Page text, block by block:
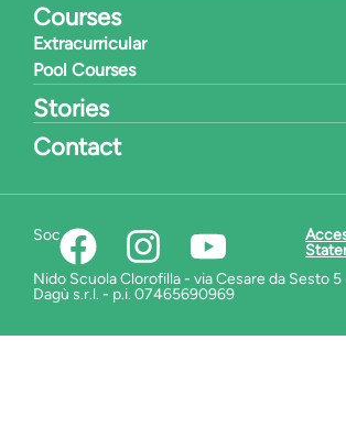
Courses
Extracurricular
Pool Courses
Stories
Contact
Nido Scuola Clorofilla - via Cesare da Sesto
Dagù s.r.l. - p.i. 07465690969
Social: